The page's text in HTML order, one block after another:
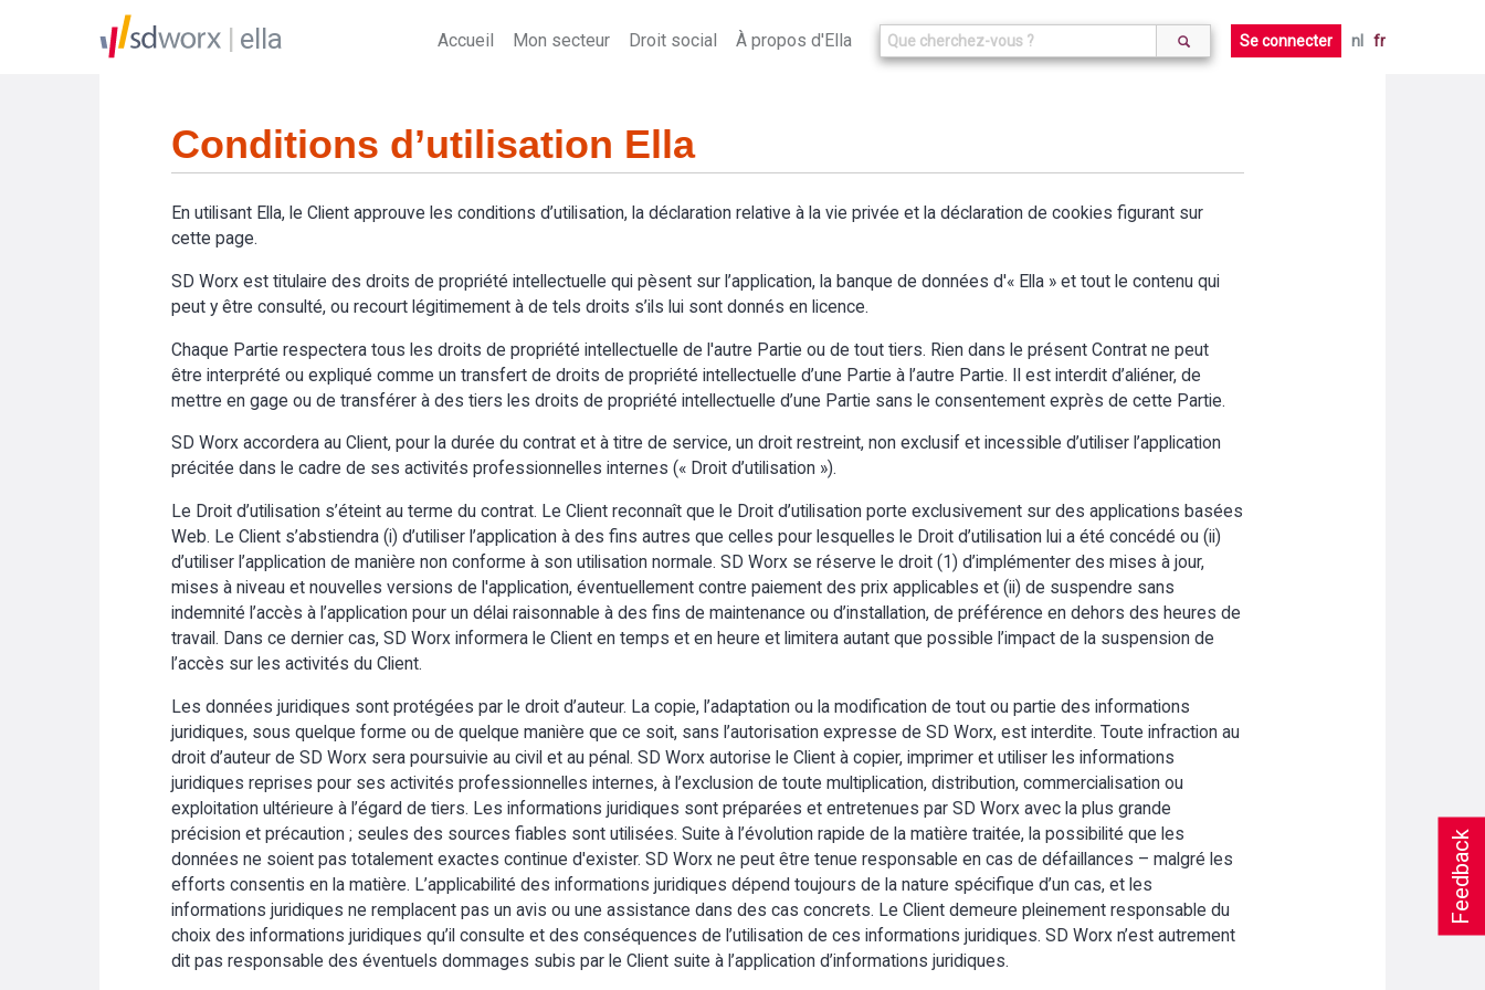
Feedback
ella Accueil Mon secteur Droit social À propos d'Ella Se connecter nl fr
Conditions d’utilisation Ella
En utilisant Ella, le Client approuve les conditions d’utilisation, la déclaration relative à la vie privée et la déclaration de cookies figurant sur
cette page.
SD Worx est titulaire des droits de propriété intellectuelle qui pèsent sur l’application, la banque de données d'« Ella » et tout le contenu qui
peut y être consulté, ou recourt légitimement à de tels droits s’ils lui sont donnés en licence.
Chaque Partie respectera tous les droits de propriété intellectuelle de l'autre Partie ou de tout tiers. Rien dans le présent Contrat ne peut
être interprété ou expliqué comme un transfert de droits de propriété intellectuelle d’une Partie à l’autre Partie. Il est interdit d’aliéner, de
mettre en gage ou de transférer à des tiers les droits de propriété intellectuelle d’une Partie sans le consentement exprès de cette Partie.
SD Worx accordera au Client, pour la durée du contrat et à titre de service, un droit restreint, non exclusif et incessible d’utiliser l’application
précitée dans le cadre de ses activités professionnelles internes (« Droit d’utilisation »).
Le Droit d’utilisation s’éteint au terme du contrat. Le Client reconnaît que le Droit d’utilisation porte exclusivement sur des applications basées
Web. Le Client s’abstiendra (i) d’utiliser l’application à des fins autres que celles pour lesquelles le Droit d’utilisation lui a été concédé ou (ii)
d’utiliser l’application de manière non conforme à son utilisation normale. SD Worx se réserve le droit (1) d’implémenter des mises à jour,
mises à niveau et nouvelles versions de l'application, éventuellement contre paiement des prix applicables et (ii) de suspendre sans
indemnité l’accès à l’application pour un délai raisonnable à des fins de maintenance ou d’installation, de préférence en dehors des heures de
travail. Dans ce dernier cas, SD Worx informera le Client en temps et en heure et limitera autant que possible l’impact de la suspension de
l’accès sur les activités du Client.
Les données juridiques sont protégées par le droit d’auteur. La copie, l’adaptation ou la modification de tout ou partie des informations
juridiques, sous quelque forme ou de quelque manière que ce soit, sans l’autorisation expresse de SD Worx, est interdite. Toute infraction au
droit d’auteur de SD Worx sera poursuivie au civil et au pénal. SD Worx autorise le Client à copier, imprimer et utiliser les informations
juridiques reprises pour ses activités professionnelles internes, à l’exclusion de toute multiplication, distribution, commercialisation ou
exploitation ultérieure à l’égard de tiers. Les informations juridiques sont préparées et entretenues par SD Worx avec la plus grande
précision et précaution ; seules des sources fiables sont utilisées. Suite à l’évolution rapide de la matière traitée, la possibilité que les
données ne soient pas totalement exactes continue d'exister. SD Worx ne peut être tenue responsable en cas de défaillances – malgré les
efforts consentis en la matière. L’applicabilité des informations juridiques dépend toujours de la nature spécifique d’un cas, et les
informations juridiques ne remplacent pas un avis ou une assistance dans des cas concrets. Le Client demeure pleinement responsable du
choix des informations juridiques qu’il consulte et des conséquences de l’utilisation de ces informations juridiques. SD Worx n’est autrement
dit pas responsable des éventuels dommages subis par le Client suite à l’application d’informations juridiques.